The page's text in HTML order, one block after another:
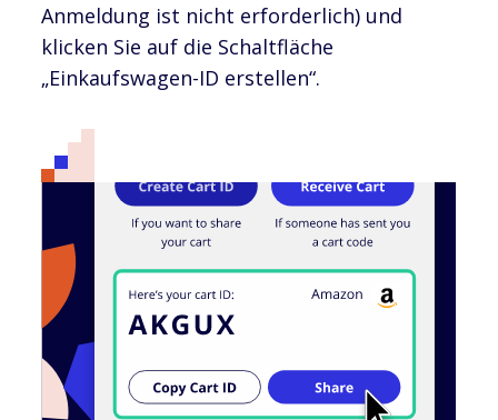
Anmeldung ist nicht erforderlich) und
klicken Sie auf die Schaltfläche
„Einkaufswagen-ID erstellen“.